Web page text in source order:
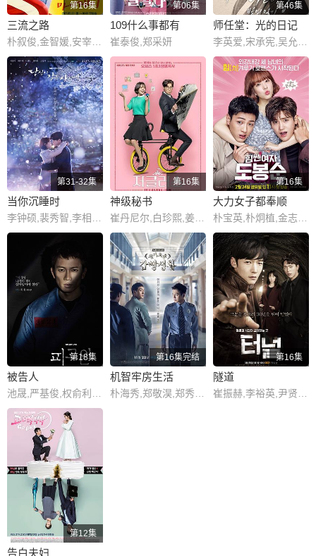
第16集
三流之路
朴叙俊,金智媛,安宰弘,宋昰昀,金成伍,崔宇植,李伊利雅,孙秉浩,金艺玲,郭东延,陈智熙,表艺珍,朱利安·姜,郭时旸,黄宝罗,陈熙琼
第06集
109什么事都有
崔泰俊,郑采妍
第46集
师任堂：光的日记
李英爱,宋承宪,吴允儿,崔哲浩,李周妍,梁世宗,朴惠秀,金海淑,朴政学
第31-32集
当你沉睡时
第16集
神级秘书
崔丹尼尔,白珍熙,姜惠贞,李源根,郑秀英,金基邦,宋智浩,闵镇雄,车顺裴,印乔镇,金昌完,崔大哲,成勋,黄胜妍,崔汝珍
第16集
大力女子都奉顺
朴宝英,朴炯植,金志洙,安宇延
第18集
被告人
第16集完结
机智牢房生活
第16集
隧道
第12集
告白夫妇